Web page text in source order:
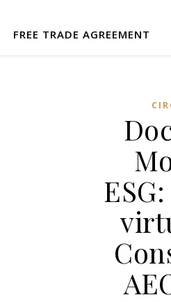
FREE TRADE AGREEMENT